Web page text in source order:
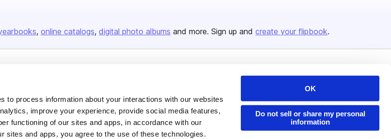
to process information about your interactions with our websites
improve your experience, provide social media features,
functioning of our sites and apps, in accordance with our
sites and apps, you agree to the use of these technologies.
OK
Do not sell or share my personal
information
online catalogs digital photo albums and more. Sign up and create your flipbook.
Careers
Plans & Pricing
Features
Flipbook
Resources
Developers
Publisher Directory
Redeem Code